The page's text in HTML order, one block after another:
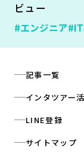
ビュー
#エンジニア
記事一覧
インタツアー
LINE登録
サイトマップ